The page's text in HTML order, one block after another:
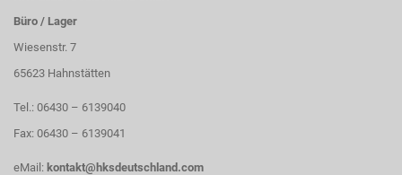
Büro / Lager
Wiesenstr. 7
65623 Hahnstätten
Tel.: 06430 – 6139040
Fax: 06430 – 6139041
eMail: kontakt@hksdeutschland.com